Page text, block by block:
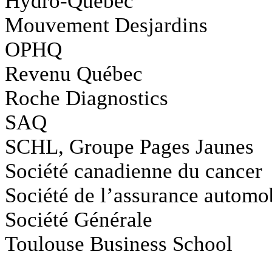
Mouvement Desjardins
OPHQ
Revenu Québec
Roche Diagnostics
SAQ
SCHL, Groupe Pages Jaunes
Société canadienne du cancer
Société de l’assurance
Société Générale
Toulouse Business School